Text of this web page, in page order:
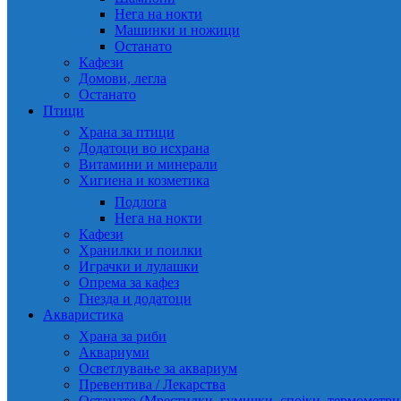
Нега на нокти
Машинки и ножици
Останато
Кафези
Домови, легла
Останато
Птици
Храна за птици
Додатоци во исхрана
Витамини и минерали
Хигиена и козметика
Подлога
Нега на нокти
Кафези
Хранилки и поилки
Играчки и лулашки
Опрема за кафез
Гнезда и додатоци
Акваристика
Храна за риби
Аквариуми
Осветлување за аквариум
Превентива / Лекарства